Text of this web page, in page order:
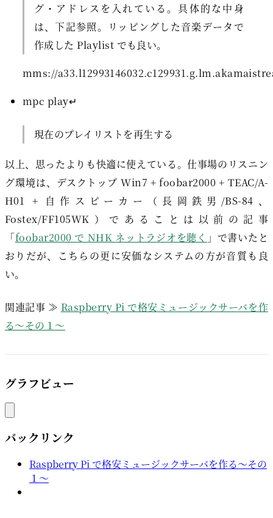
グ・アドレスを入れている。具体的な中身
は、下記参照。リッピングした音楽データで
作成した Playlist でも良い。
mpc play↵
現在のプレイリストを再生する
以上、思ったよりも快適に使えている。仕事場のリスニン
グ環境は、デスクトップ Win7 + foobar2000 + TEAC/A-
H01 + 自作スピーカー（長岡鉄男/BS-84、
Fostex/FF105WK）であることは以前の記事
「foobar2000 で NHK ネットラジオを聴く 」で書いたと
おりだが、こちらの更に安価なシステムの方が音質も良
い。
関連記事 ≫ Raspberry Pi で格安ミュージックサーバを作
る～その１～
グラフビュー
バックリンク
Raspberry Pi で格安ミュージックサーバを作る～その
１～